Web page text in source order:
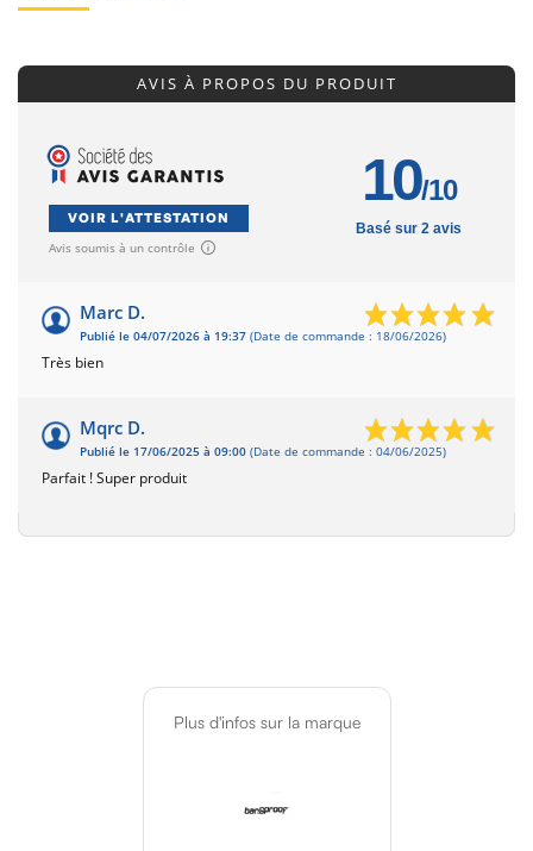
AVIS À PROPOS DU PRODUIT
VOIR L'ATTESTATION
Avis soumis à un contrôle
10/10
Basé sur 2 avis
Marc D.
Publié le 04/07/2026 à 19:37 (Date de commande : 18/06/2026)
Très bien
Mqrc D.
Publié le 17/06/2025 à 09:00 (Date de commande : 04/06/2025)
Parfait ! Super produit
Plus d'infos sur la marque